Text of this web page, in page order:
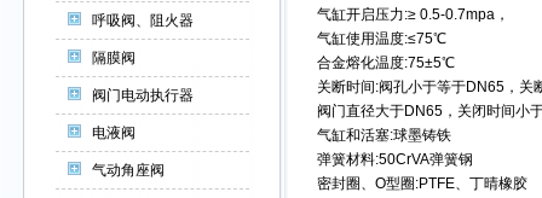
呼吸阀、阻火器
隔膜阀
阀门电动执行器
电液阀
气动角座阀
气缸开启压力:≥ 0.5-0.7mpa，
气缸使用温度:≤75℃
合金熔化温度:75±5℃
关断时间:阀孔小于等于DN65，关
阀门直径大于DN65，关闭时间小
气缸和活塞:球墨铸铁
弹簧材料:50CrVA弹簧钢
密封圈、O型圈:PTFE、丁晴橡胶